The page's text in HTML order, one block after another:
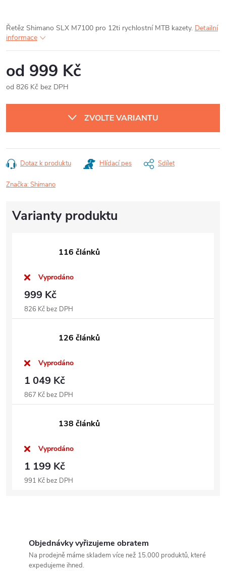
Řetěz Shimano SLX M7100 pro 12ti rychlostní MTB kazety. Detailní
informace
od 999 Kč
od 826 Kč bez DPH
cena:
ZVOLTE VARIANTU
Dotaz k produktu Hlídací pes Sdílet
Značka:Shimano
116 článků
Vyprodáno
999 Kč
826 Kč bez DPH
126 článků
Vyprodáno
1 049 Kč
867 Kč bez DPH
138 článků
Vyprodáno
1 199 Kč
991 Kč bez DPH
Objednávky vyřizujeme obratem
Na prodejně máme skladem více než 15.000 produktů, které
expedujeme ihned.